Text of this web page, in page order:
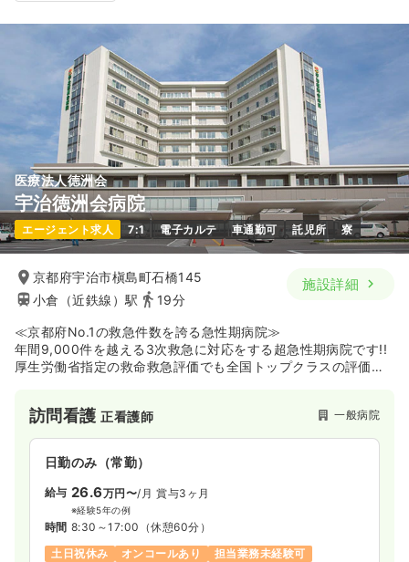
医療法人徳洲会
宇治徳洲会病院
エージェント求人 7:1 電子カルテ 車通勤可 託児所 寮
京都府宇治市槇島町石橋145
小倉（近鉄線）駅
19分
施設詳細
≪京都府No.1の救急件数を誇る急性期病院≫
年間9,000件を越える3次救急に対応をする超急性期病院です!!
厚生労働省指定の救命救急評価でも全国トップクラスの評価を
症例をたくさん見たい、救命救急を学びたい方は必見です。ま
た移転した際に、回復期リハビリテーション病棟、緩和ケア病
棟、介護老人保健施設、特別養護老人ホームが加わり、急性期
だけではなく、回復期、慢性期、在宅医療など総合的に携わる
ことの出来る病院です。
訪問看護正看護師 一般病院
日勤のみ（常勤）
給与 26.6万円〜/月 賞与3ヶ月
※経験5年の例
時間 8:30～17:00 （休憩60分）
土日祝休み
オンコールあり
担当業務未経験可